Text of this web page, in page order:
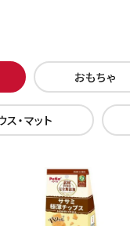
おもちゃ
ス・マット